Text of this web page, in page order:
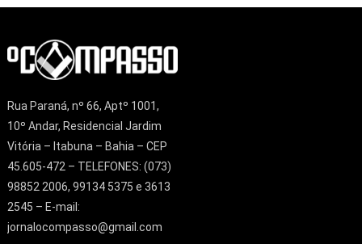
Rua Paraná, nº 66, Aptº 1001,
10º Andar, Residencial Jardim
Vitória – Itabuna – Bahia – CEP
45.605-472 – TELEFONES: (073)
98852 2006, 99134 5375 e 3613
2545 – E-mail:
jornalocompasso@gmail.com